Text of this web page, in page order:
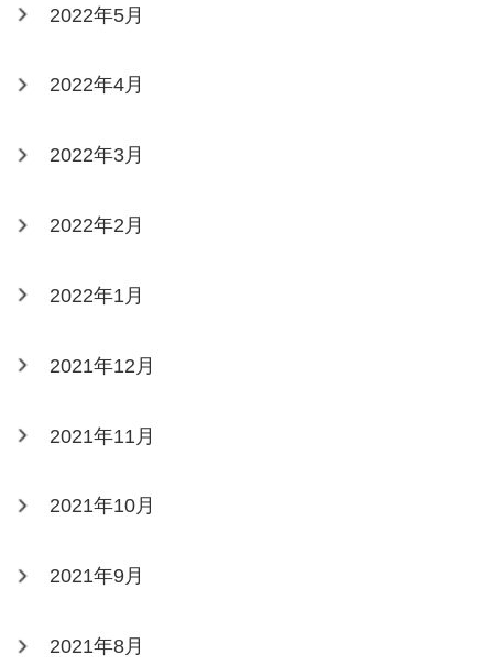
2022年5月
2022年4月
2022年3月
2022年2月
2022年1月
2021年12月
2021年11月
2021年10月
2021年9月
2021年8月